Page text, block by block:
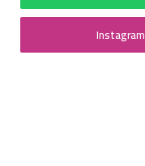
Instagram